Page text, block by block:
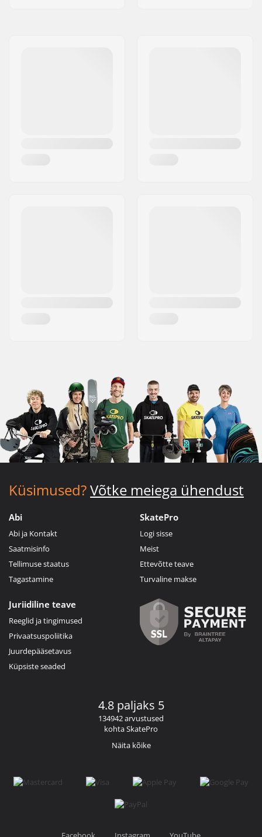
Küsimused?Võtke meiega ühendust
Abi
Abi ja Kontakt
Saatmisinfo
Tellimuse staatus
Tagastamine
SkatePro
Logi sisse
Meist
Ettevõtte teave
Turvaline makse
Juriidiline teave
Reeglid ja tingimused
Privaatsuspoliitika
Juurdepääsetavus
Küpsiste seaded
4.8 paljaks 5
134942 arvustused
kohta SkatePro
Näita kõike